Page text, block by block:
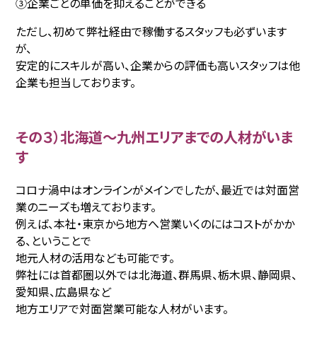
ただし、初めて弊社経由で稼働するスタッフも必ずいます
が、
安定的にスキルが高い、企業からの評価も高いスタッフは他
企業も担当しております。
その３）北海道〜九州エリアまでの人材がいま
す
コロナ渦中はオンラインがメインでしたが、最近では対面営
業のニーズも増えております。
例えば、本社・東京から地方へ営業いくのにはコストがかか
る、ということで
地元人材の活用なども可能です。
弊社には首都圏以外では北海道、群馬県、栃木県、静岡県、
愛知県、広島県など
地方エリアで対面営業可能な人材がいます。